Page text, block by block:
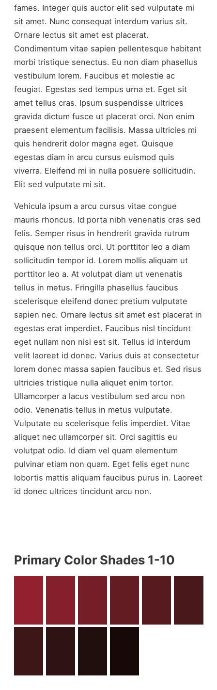
fames. Integer quis auctor elit sed vulputate mi
sit amet. Nunc consequat interdum varius sit.
Ornare lectus sit amet est placerat.
Condimentum vitae sapien pellentesque habitant
morbi tristique senectus. Eu non diam phasellus
vestibulum lorem. Faucibus et molestie ac
feugiat. Egestas sed tempus urna et. Eget sit
amet tellus cras. Ipsum suspendisse ultrices
gravida dictum fusce ut placerat orci. Non enim
praesent elementum facilisis. Massa ultricies mi
quis hendrerit dolor magna eget. Quisque
egestas diam in arcu cursus euismod quis
viverra. Eleifend mi in nulla posuere sollicitudin.
Elit sed vulputate mi sit.
Vehicula ipsum a arcu cursus vitae congue
mauris rhoncus. Id porta nibh venenatis cras sed
felis. Semper risus in hendrerit gravida rutrum
quisque non tellus orci. Ut porttitor leo a diam
sollicitudin tempor id. Lorem mollis aliquam ut
porttitor leo a. At volutpat diam ut venenatis
tellus in metus. Fringilla phasellus faucibus
scelerisque eleifend donec pretium vulputate
sapien nec. Ornare lectus sit amet est placerat in
egestas erat imperdiet. Faucibus nisl tincidunt
eget nullam non nisi est sit. Tellus id interdum
velit laoreet id donec. Varius duis at consectetur
lorem donec massa sapien faucibus et. Sed risus
ultricies tristique nulla aliquet enim tortor.
Ullamcorper a lacus vestibulum sed arcu non
odio. Venenatis tellus in metus vulputate.
Vulputate eu scelerisque felis imperdiet. Vitae
aliquet nec ullamcorper sit. Orci sagittis eu
volutpat odio. Id diam vel quam elementum
pulvinar etiam non quam. Eget felis eget nunc
lobortis mattis aliquam faucibus purus in. Laoreet
id donec ultrices tincidunt arcu non.
Primary Color Shades 1-10